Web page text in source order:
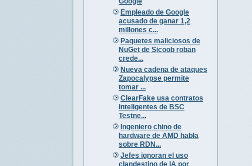
Empleado de Google
acusado de ganar 1,2
millones c...
Paquetes maliciosos de
NuGet de Sicoob roban
crede...
Nueva cadena de ataques
Zapocalypse permite
tomar ...
ClearFake usa contratos
inteligentes de BSC
Testne...
Ingeniero chino de
hardware de AMD habla
sobre RDN...
Jefes ignoran el uso
clandestino de IA por